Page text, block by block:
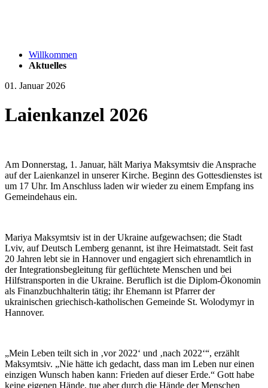
Willkommen
Aktuelles
01. Januar 2026
Laienkanzel 2026
Am Donnerstag, 1. Januar, hält Mariya Maksymtsiv die Ansprache
auf der Laienkanzel in unserer Kirche. Beginn des Gottesdienstes ist
um 17 Uhr. Im Anschluss laden wir wieder zu einem Empfang ins
Gemeindehaus ein.
Mariya Maksymtsiv ist in der Ukraine aufgewachsen; die Stadt
Lviv, auf Deutsch Lemberg genannt, ist ihre Heimatstadt. Seit fast
20 Jahren lebt sie in Hannover und engagiert sich ehrenamtlich in
der Integrationsbegleitung für geflüchtete Menschen und bei
Hilfstransporten in die Ukraine. Beruflich ist die Diplom-Ökonomin
als Finanzbuchhalterin tätig; ihr Ehemann ist Pfarrer der
ukrainischen griechisch-katholischen Gemeinde St. Wolodymyr in
Hannover.
„Mein Leben teilt sich in ‚vor 2022‘ und ‚nach 2022‘“, erzählt
Maksymtsiv. „Nie hätte ich gedacht, dass man im Leben nur einen
einzigen Wunsch haben kann: Frieden auf dieser Erde.“ Gott habe
keine eigenen Hände, tue aber durch die Hände der Menschen